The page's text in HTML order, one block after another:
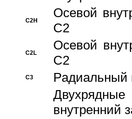
C2H
Осевой
C2
C2L
Осевой
C2
C3
Pадиальный
внутренний